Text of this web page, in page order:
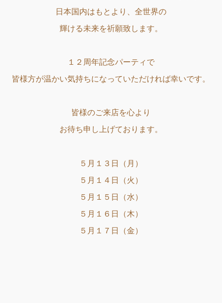
日本国内はもとより、全世界の
輝ける未来を祈願致します。
１２周年記念パーティで
皆様方が温かい気持ちになっていただければ幸いです。
皆様のご来店を心より
お待ち申し上げております。
５月１３日（月）
５月１４日（火）
５月１５日（水）
５月１６日（木）
５月１７日（金）